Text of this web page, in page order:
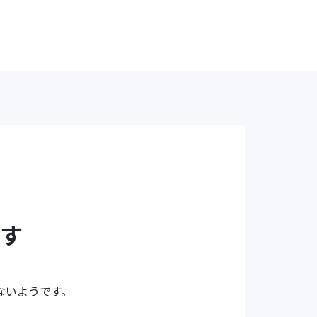
ようです。